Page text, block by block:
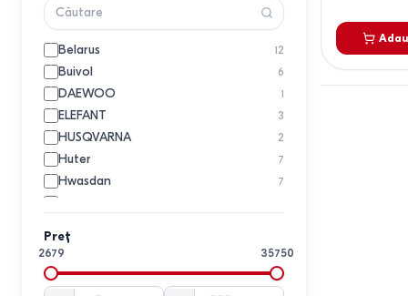
Belarus 12
Buivol 6
DAEWOO 1
ELEFANT 3
HUSQVARNA 2
Huter 7
Hwasdan 7
Konner & Sohnen 1
PARTNERPRO 1
RATO 8
Preț
2679 35750